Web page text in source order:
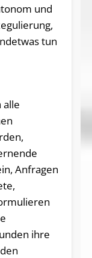
und
tun
alle
Anfragen
ihre